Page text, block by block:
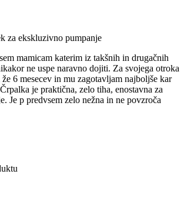
za ekskluzivno pumpanje
mamicam katerim iz takšnih in drugačnih
ne uspe naravno dojiti. Za svojega otroka
6 mesecev in mu zagotavljam najboljše kar
je praktična, zelo tiha, enostavna za
Je p predvsem zelo nežna in ne povzroča